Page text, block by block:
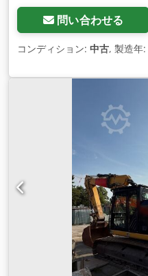
問い合わせる
コンディション: 中古, 製造年: